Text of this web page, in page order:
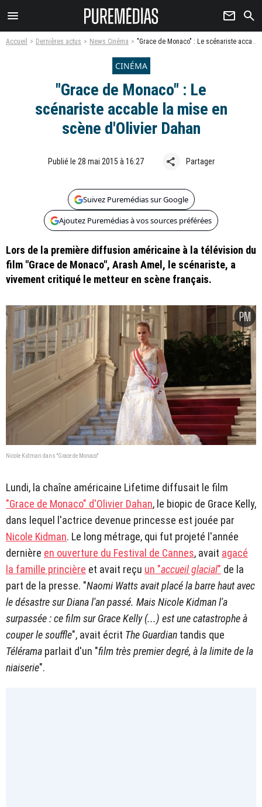
menu newsletter search
Accueil Dernières actus News Cinéma "Grace de Monaco" : Le scénariste accable la mise en scène d'Olivier Dahan
CINÉMA
"Grace de Monaco" : Le
scénariste accable la mise en
scène d'Olivier Dahan
Publié le 28 mai 2015 à 16:27 share Partager
Suivez Puremédias sur Google
Ajoutez Puremédias à vos sources préférées
Lors de la première diffusion américaine à la télévision du
film "Grace de Monaco", Arash Amel, le scénariste, a
vivement critiqué le metteur en scène français.
Nicole Kidman dans "Grace de Monaco"
Lundi, la chaîne américaine Lifetime diffusait le film
"Grace de Monaco" d'Olivier Dahan, le biopic de Grace Kelly,
dans lequel l'actrice devenue princesse est jouée par
Nicole Kidman. Le long métrage, qui fut projeté l'année
dernière en ouverture du Festival de Cannes, avait agacé
la famille princière et avait reçu un "accueil glacial" de la
part de la presse. "Naomi Watts avait placé la barre haut avec
le désastre sur Diana l'an passé. Mais Nicole Kidman l'a
surpassée : ce film sur Grace Kelly (...) est une catastrophe à
couper le souffle", avait écrit The Guardian tandis que
Télérama parlait d'un "film très premier degré, à la limite de la
niaiserie".